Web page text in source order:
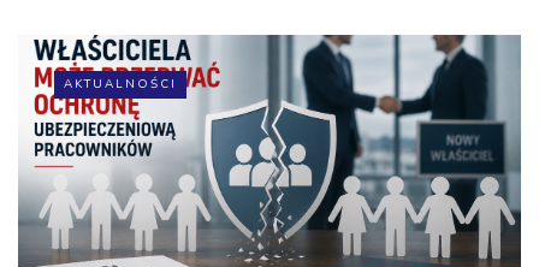
AKTUALNOŚCI